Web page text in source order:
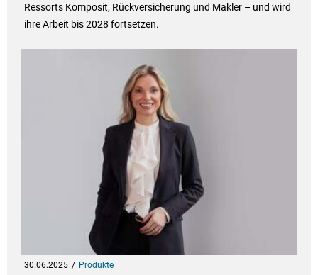
Ressorts Komposit, Rückversicherung und Makler – und wird
ihre Arbeit bis 2028 fortsetzen.
30.06.2025 Produkte